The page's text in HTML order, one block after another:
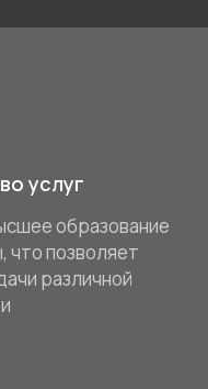
услуг
образование
что позволяет
различной